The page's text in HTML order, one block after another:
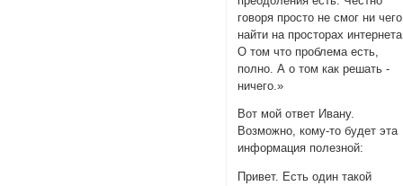
говоря просто не смог ни чего
найти на просторах
О том что проблема есть,
полно. А о том как решать -
ничего.»
Вот мой ответ Ивану.
Возможно, кому-то будет эта
информация полезной:
Привет. Есть один такой